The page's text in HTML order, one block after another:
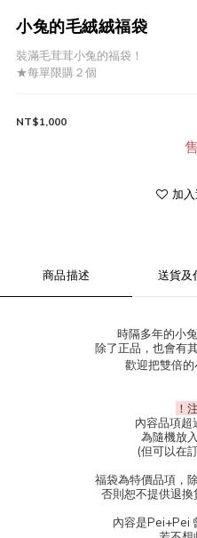
小兔的毛絨絨福袋
裝滿毛茸茸小兔的福袋！
★每單限購２個
NT$1,000
加
商品描述 送貨及
時隔多年的小
除了正品，也會有
歡迎把雙倍
！
內容品項
為隨機放
(但可以在
福袋為特價品項，
否則恕不提供退換
內容是Pei+Pei